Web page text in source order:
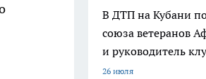
В ДТП на Кубани
союза ветеранов
и руководитель
26 июля